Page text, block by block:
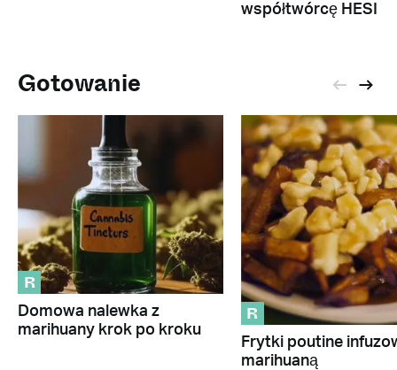
współtwórcę HESI
Gotowanie
R
Domowa nalewka z
marihuany krok po kroku
R
Frytki poutine
marihuaną